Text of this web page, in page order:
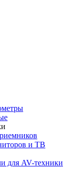
и ТВ
для AV-техники